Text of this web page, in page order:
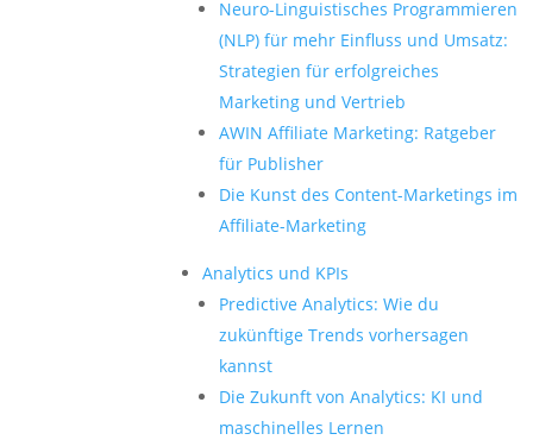
Neuro-Linguistisches Programmieren
(NLP) für mehr Einfluss und Umsatz:
Strategien für erfolgreiches
Marketing und Vertrieb
AWIN Affiliate Marketing: Ratgeber
für Publisher
Die Kunst des Content-Marketings im
Affiliate-Marketing
Analytics und KPIs
Predictive Analytics: Wie du
zukünftige Trends vorhersagen
kannst
Die Zukunft von Analytics: KI und
maschinelles Lernen